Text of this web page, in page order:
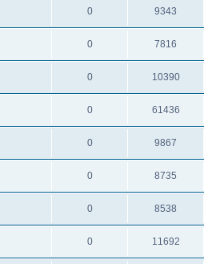
0 9343
0 7816
0 10390
0 61436
0 9867
0 8735
0 8538
0 11692